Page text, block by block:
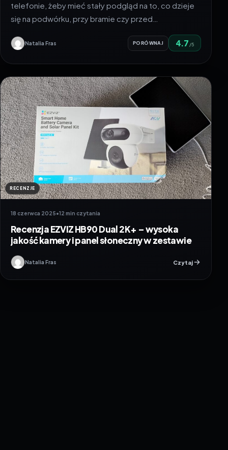
telefonie, żeby mieć stały podgląd na to, co dzieje
się na podwórku, przy bramie czy przed…
Natalia Fras PORÓWNAJ 4.7 /5
RECENZJE
18 czerwca 2025•12 min czytania
Recenzja EZVIZ HB90 Dual 2K+ – wysoka
jakość kamery i panel słoneczny w zestawie
Natalia Fras Czytaj